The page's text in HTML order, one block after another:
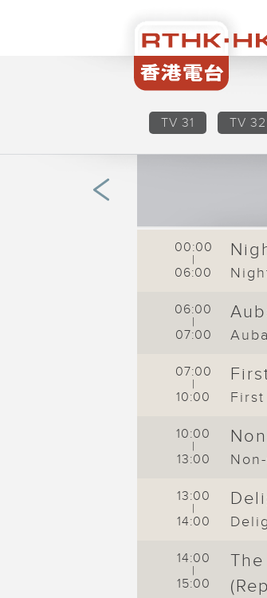
TV 31 TV 32
00:00
|
06:00
06:00
|
07:00
07:00
|
10:00
First
10:00
|
13:00
13:00
|
14:00
14:00
|
15:00